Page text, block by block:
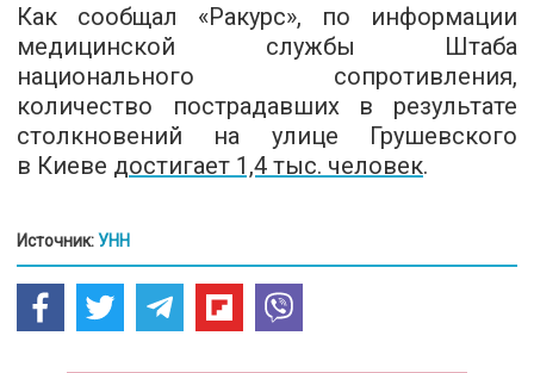
Как сообщал «Ракурс», по информации
медицинской службы Штаба
национального сопротивления,
количество пострадавших в результате
столкновений на улице Грушевского
в Киеве достигает 1,4 тыс. человек.
Источник:УНН